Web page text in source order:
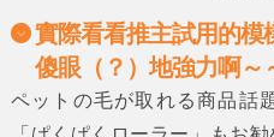
實際看看推主試用的模
傻眼（？）地強力啊～
ペットの毛が取れる商品話